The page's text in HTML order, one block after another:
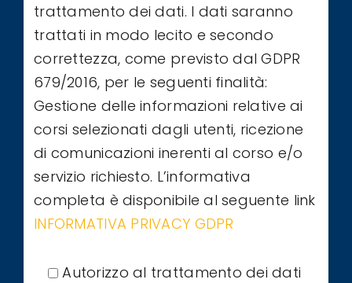
trattamento dei dati. I dati saranno
trattati in modo lecito e secondo
correttezza, come previsto dal GDPR
679/2016, per le seguenti finalità:
Gestione delle informazioni relative ai
corsi selezionati dagli utenti, ricezione
di comunicazioni inerenti al corso e/o
servizio richiesto. L’informativa
completa è disponibile al seguente link
INFORMATIVA PRIVACY GDPR
Autorizzo al trattamento dei dati